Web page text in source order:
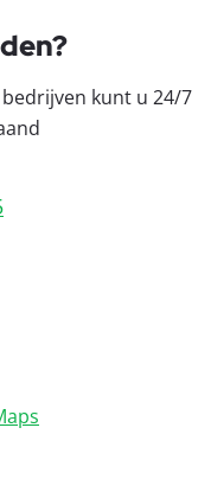
kunt u 24/7